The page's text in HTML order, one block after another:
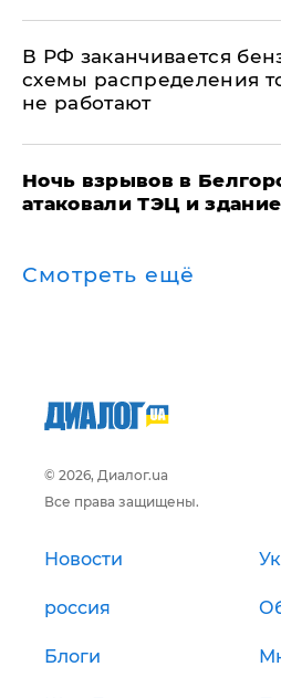
​В РФ заканчивается
схемы распределения
не работают
​Ночь взрывов в
атаковали ТЭЦ и
Смотреть ещё
© 2026, Диалог.ua
Все права защищены.
Новости
россия
Блоги